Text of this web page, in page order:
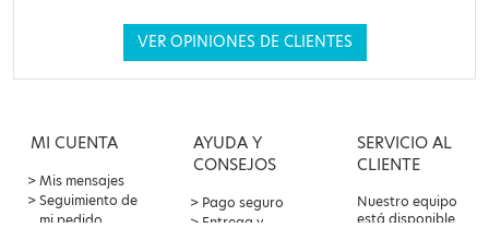
VER OPINIONES DE CLIENTES
MI CUENTA
Mis mensajes
Seguimiento de
mi pedido
AYUDA Y
CONSEJOS
Pago seguro
Entrega y
SERVICIO AL
CLIENTE
Nuestro equipo
está disponible